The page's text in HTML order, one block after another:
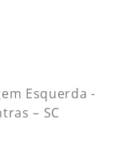
Esquerda -
– SC